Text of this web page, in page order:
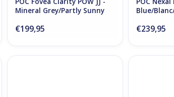
Mineral Grey/Partly Sunny
€199,95
Blue/
€239,95